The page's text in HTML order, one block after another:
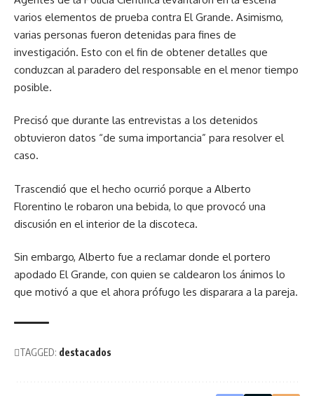
varios elementos de prueba contra El Grande. Asimismo,
varias personas fueron detenidas para fines de
investigación. Esto con el fin de obtener detalles que
conduzcan al paradero del responsable en el menor tiempo
posible.
Precisó que durante las entrevistas a los detenidos
obtuvieron datos “de suma importancia” para resolver el
caso.
Trascendió que el hecho ocurrió porque a Alberto
Florentino le robaron una bebida, lo que provocó una
discusión en el interior de la discoteca.
Sin embargo, Alberto fue a reclamar donde el portero
apodado El Grande, con quien se caldearon los ánimos lo
que motivó a que el ahora prófugo les disparara a la pareja.
TAGGED: destacados